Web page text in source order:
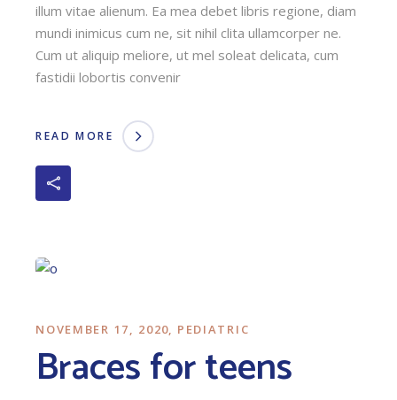
illum vitae alienum. Ea mea debet libris regione, diam
mundi inimicus cum ne, sit nihil clita ullamcorper ne.
Cum ut aliquip meliore, ut mel soleat delicata, cum
fastidii lobortis convenir
READ MORE
NOVEMBER 17, 2020 PEDIATRIC
Braces for teens